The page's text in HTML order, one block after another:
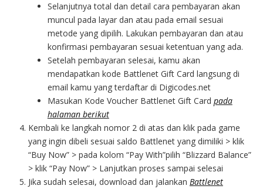
Selanjutnya total dan detail cara pembayaran akan
muncul pada layar dan atau pada email sesuai
metode yang dipilih. Lakukan pembayaran dan atau
konfirmasi pembayaran sesuai ketentuan yang ada.
Setelah pembayaran selesai, kamu akan
mendapatkan kode Battlenet Gift Card langsung di
email kamu yang terdaftar di Digicodes.net
Masukan Kode Voucher Battlenet Gift Card pada
halaman berikut
Kembali ke langkah nomor 2 di atas dan klik pada game
yang ingin dibeli sesuai saldo Battlenet yang dimiliki > klik
“Buy Now” > pada kolom “Pay With”pilih “Blizzard Balance”
> klik “Pay Now” > Lanjutkan proses sampai selesai
Jika sudah selesai, download dan jalankan Battlenet